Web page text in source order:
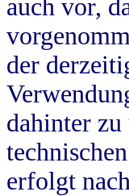
auch vor,
der
dahinter zu
erfolgt